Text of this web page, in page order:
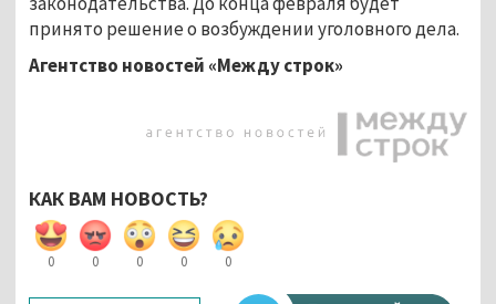
принято решение о возбуждении уголовного дела.
Агентство новостей «Между строк»
КАК ВАМ НОВОСТЬ?
0 0 0 0 0